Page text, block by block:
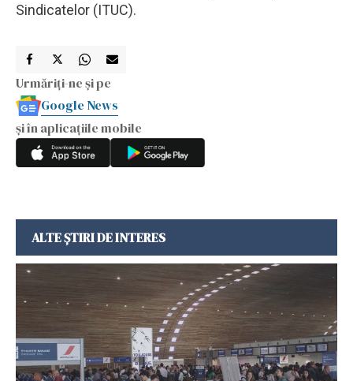
Sindicatelor (ITUC).
Urmăriți-ne și pe
Google News
și în aplicațiile mobile
ALTE ȘTIRI DE INTERES